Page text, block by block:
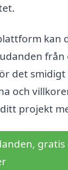
kan
från
det
och
projekt